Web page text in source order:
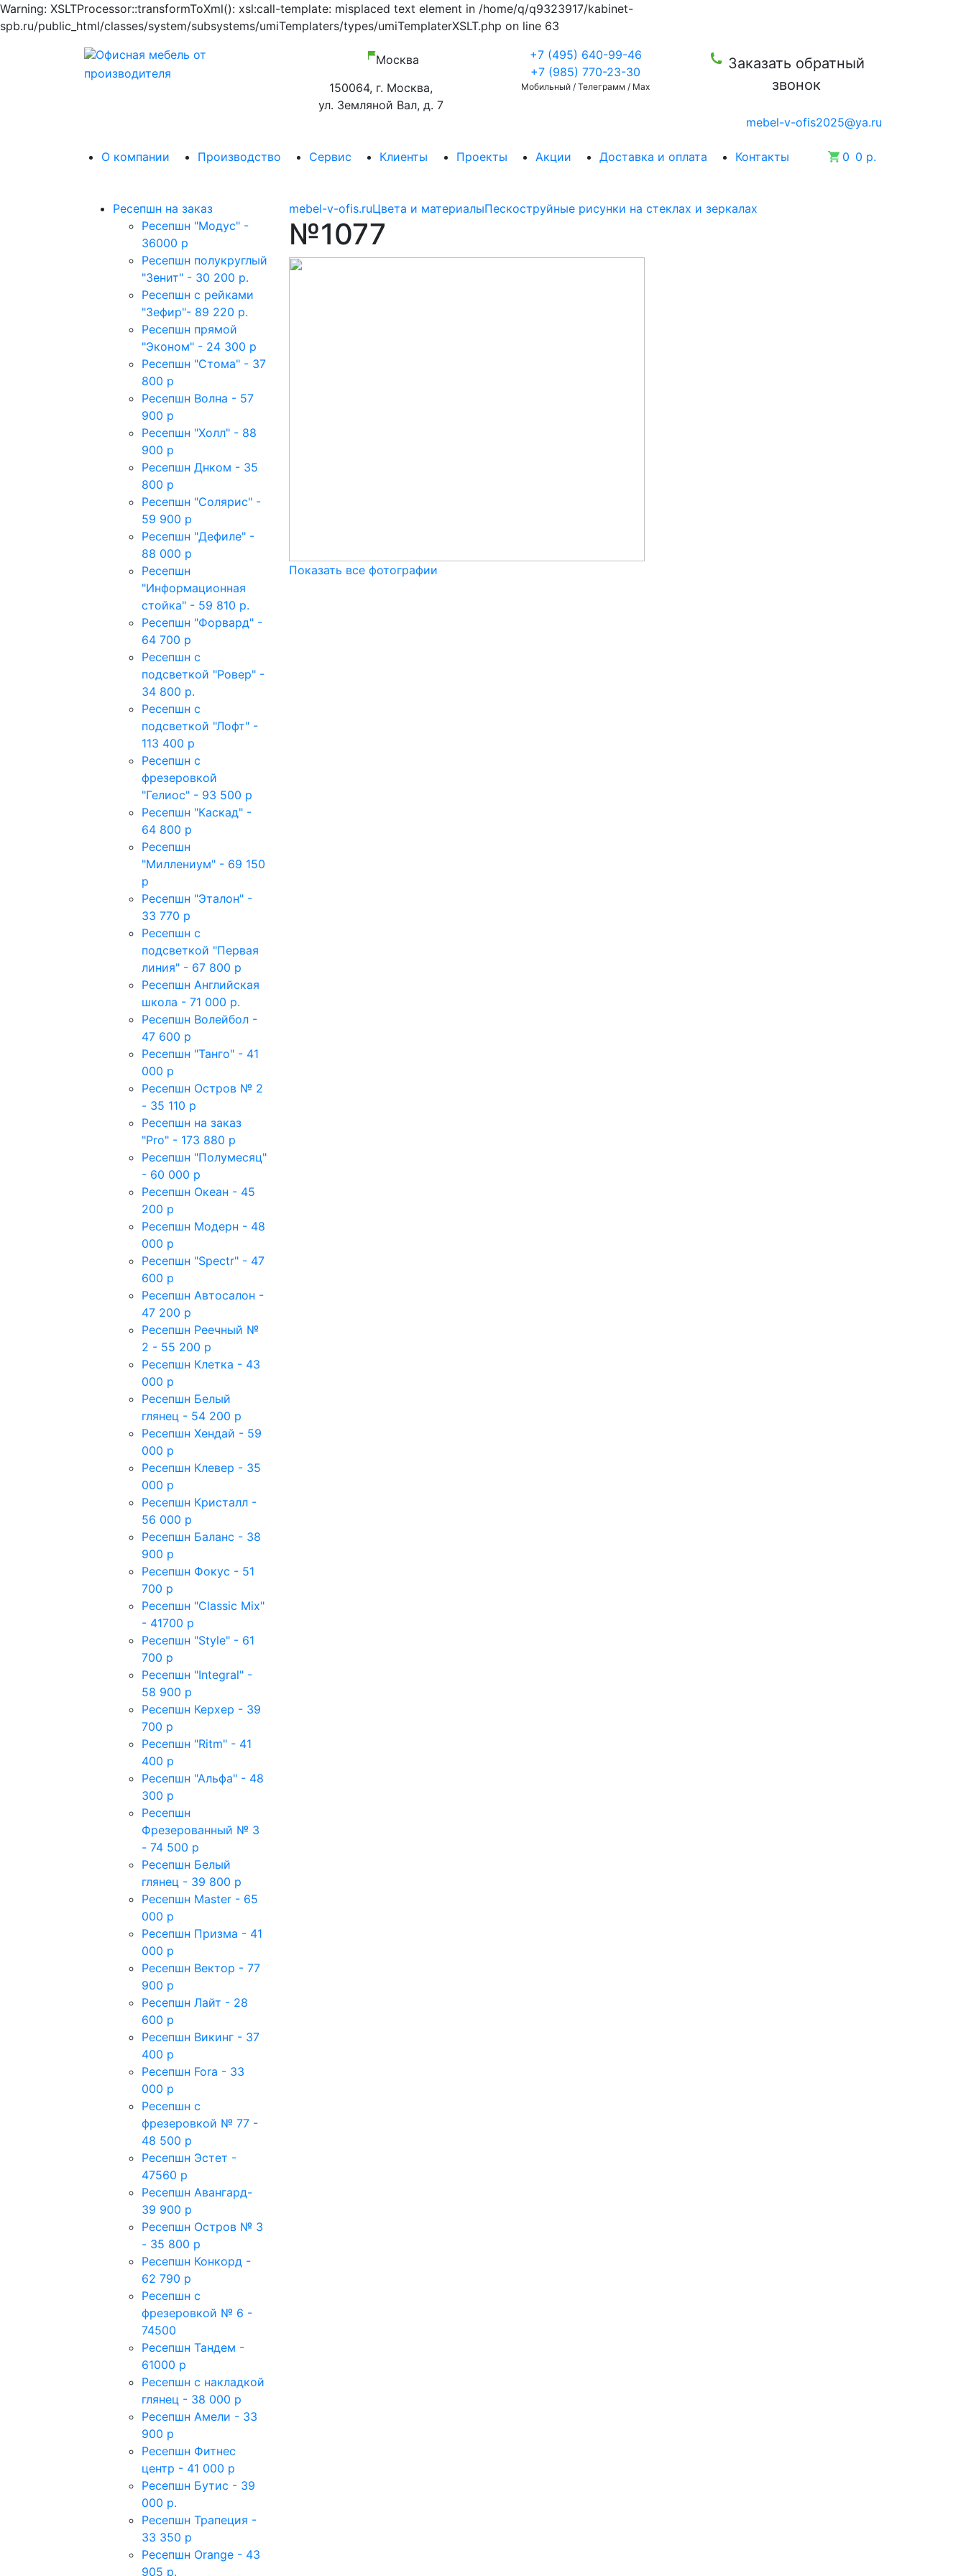
Warning: XSLTProcessor::transformToXml(): xsl:call-template: misplaced text element in /home/q/q9323917/kabinet-
spb.ru/public_html/classes/system/subsystems/umiTemplaters/types/umiTemplaterXSLT.php on line 63
Офисная мебель от
производителя
Москва
150064, г. Москва,
ул. Земляной Вал, д. 7
+7 (495) 640-99-46
+7 (985) 770-23-30
Мобильный / Телеграмм / Max
Заказать обратный
звонок
mebel-v-ofis2025@ya.ru
О компании Производство Сервис Клиенты Проекты Акции Доставка и оплата Контакты 0 0 р.
Ресепшн на заказ
Ресепшн "Модус" -
36000 р
Ресепшн полукруглый
"Зенит" - 30 200 р.
Ресепшн с рейками
"Зефир"- 89 220 р.
Ресепшн прямой
"Эконом" - 24 300 р
Ресепшн "Стома" - 37
800 р
Ресепшн Волна - 57
900 р
Ресепшн "Холл" - 88
900 р
Ресепшн Днком - 35
800 р
Ресепшн "Солярис" -
59 900 р
Ресепшн "Дефиле" -
88 000 р
Ресепшн
"Информационная
стойка" - 59 810 р.
Ресепшн "Форвард" -
64 700 р
Ресепшн с
подсветкой "Ровер" -
34 800 р.
Ресепшн с
подсветкой "Лофт" -
113 400 р
Ресепшн с
фрезеровкой
"Гелиос" - 93 500 р
Ресепшн "Каскад" -
64 800 р
Ресепшн
"Миллениум" - 69 150
р
Ресепшн "Эталон" -
33 770 р
Ресепшн с
подсветкой "Первая
линия" - 67 800 р
Ресепшн Английская
школа - 71 000 р.
Ресепшн Волейбол -
47 600 р
Ресепшн "Танго" - 41
000 р
Ресепшн Остров № 2
- 35 110 р
Ресепшн на заказ
"Pro" - 173 880 р
Ресепшн "Полумесяц"
- 60 000 р
Ресепшн Океан - 45
200 р
Ресепшн Модерн - 48
000 р
Ресепшн "Spectr" - 47
600 р
Ресепшн Автосалон -
47 200 р
Ресепшн Реечный №
2 - 55 200 р
Ресепшн Клетка - 43
000 р
Ресепшн Белый
глянец - 54 200 р
Ресепшн Хендай - 59
000 р
Ресепшн Клевер - 35
000 р
Ресепшн Кристалл -
56 000 р
Ресепшн Баланс - 38
900 р
Ресепшн Фокус - 51
700 р
Ресепшн "Classic Mix"
- 41700 р
Ресепшн "Style" - 61
700 р
Ресепшн "Integral" -
58 900 р
Ресепшн Керхер - 39
700 р
Ресепшн "Ritm" - 41
400 р
Ресепшн "Альфа" - 48
300 р
Ресепшн
Фрезерованный № 3
- 74 500 р
Ресепшн Белый
глянец - 39 800 р
Ресепшн Master - 65
000 р
Ресепшн Призма - 41
000 р
Ресепшн Вектор - 77
900 р
Ресепшн Лайт - 28
600 р
Ресепшн Викинг - 37
400 р
Ресепшн Fora - 33
000 р
Ресепшн с
фрезеровкой № 77 -
48 500 р
Ресепшн Эстет -
47560 р
Ресепшн Авангард-
39 900 р
Ресепшн Остров № 3
- 35 800 р
Ресепшн Конкорд -
62 790 р
Ресепшн с
фрезеровкой № 6 -
74500
Ресепшн Тандем -
61000 р
Ресепшн с накладкой
глянец - 38 000 р
Ресепшн Амели - 33
900 р
Ресепшн Фитнес
центр - 41 000 р
Ресепшн Бутис - 39
000 р.
Ресепшн Трапеция -
33 350 р
Ресепшн Orange - 43
905 р.
mebel-v-ofis.ruЦвета и материалыПескоструйные рисунки на стеклах и зеркалах
№1077
Показать все фотографии